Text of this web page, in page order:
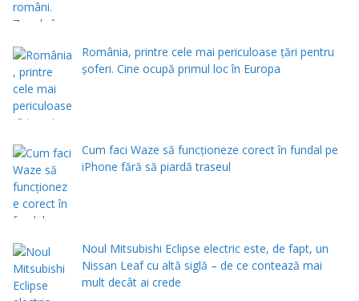
România, printre cele mai periculoase țări pentru
șoferi. Cine ocupă primul loc în Europa
Cum faci Waze să funcționeze corect în fundal pe
iPhone fără să piardă traseul
Noul Mitsubishi Eclipse electric este, de fapt, un
Nissan Leaf cu altă siglă – de ce contează mai
mult decât ai crede